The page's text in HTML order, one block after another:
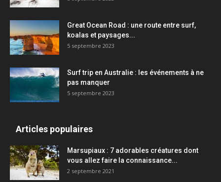
Great Ocean Road : une route entre surf,
koalas et paysages...
5 septembre 2023
Surf trip en Australie : les événements à ne
pas manquer
5 septembre 2023
Articles populaires
Marsupiaux : 7 adorables créatures dont
vous allez faire la connaissance...
2 septembre 2021